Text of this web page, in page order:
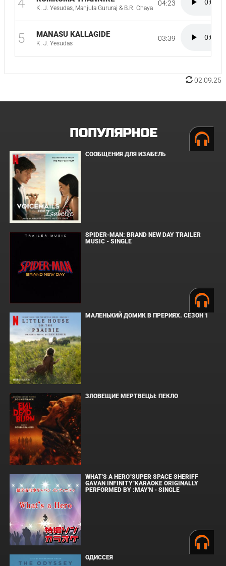
4 K. J. Yesudas, Manjula Gururaj & B.R. Chaya
04:23
5 MANASU KALLAGIDE
K. J. Yesudas
03:39
02.09.25
ПОПУЛЯРНОЕ
СООБЩЕНИЯ ДЛЯ ИЗАБЕЛЬ
SPIDER-MAN: BRAND NEW DAY TRAILER
MUSIC - SINGLE
МАЛЕНЬКИЙ ДОМИК В ПРЕРИЯХ. СЕЗОН 1
ЗЛОВЕЩИЕ МЕРТВЕЦЫ: ПЕКЛО
WHAT'S A HERO"SUPER SPACE SHERIFF
GAVAN INFINITY"KARAOKE ORIGINALLY
PERFORMED BY :MAY'N - SINGLE
ОДИССЕЯ